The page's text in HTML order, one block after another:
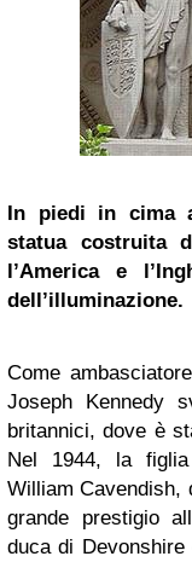
In piedi in cima
statua costruita
l’America e
dell’illuminazione.
Come
Joseph Kennedy
britannici, dove è
Nel 1944, la
William Cavendish,
grande prestigio
duca di